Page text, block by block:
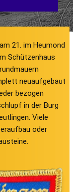
21. im Heumond
Schützenhaus
neuaufgebaut
bezogen
in der Burg
Viele
oder